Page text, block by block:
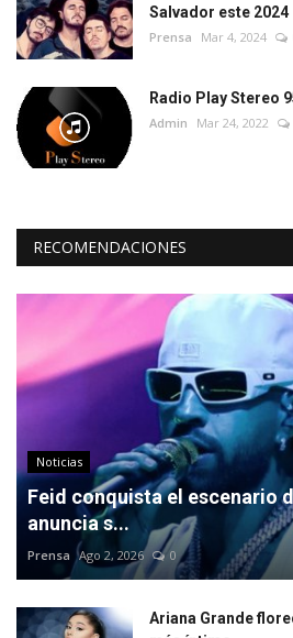
Salvador este 2024
Prensa Mar 4, 2024
Radio Play Stereo
Admin Mar 24, 2022
RECOMENDACIONES
Noticias
Feid conquista el escenario
anuncia s...
Prensa Ago 2, 2026 0
Ariana Grande